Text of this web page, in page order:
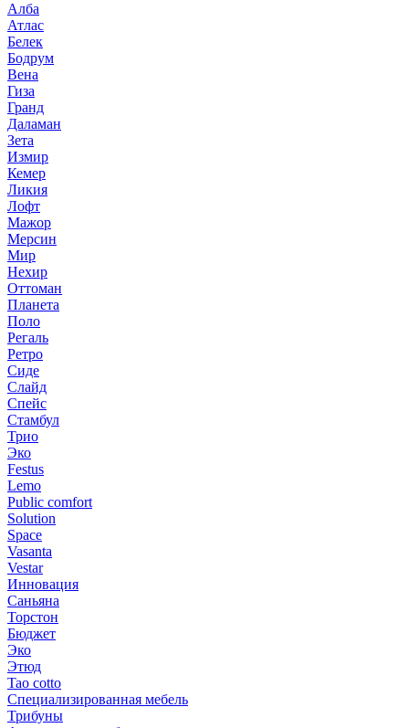
Алба
Атлас
Белек
Бодрум
Вена
Гиза
Гранд
Даламан
Зета
Измир
Кемер
Ликия
Лофт
Мажор
Мерсин
Мир
Нехир
Оттоман
Планета
Поло
Регаль
Ретро
Сиде
Слайд
Спейс
Стамбул
Трио
Эко
Festus
Lemo
Public comfort
Solution
Space
Vasanta
Vestar
Инновация
Саньяна
Торстон
Бюджет
Эко
Этюд
Tao cotto
Специализированная мебель
Трибуны